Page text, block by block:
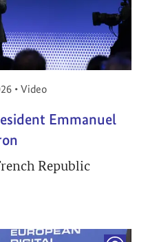
am:
• Video
Emmanuel
Republic